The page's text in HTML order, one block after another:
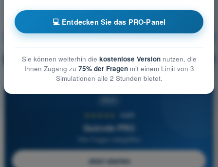
Luftrecht Ausbildung!
🔒 PRO Erläuterung der Frage
4,6/5
Quizvds PRO
Alle Fragen inbegriffen
Jetzt starten
💻 Entdecken Sie das PRO-Panel
Sie können weiterhin die kostenlose Versionnutzen, die
Ihnen Zugang zu 75% der Fragenmit einem Limit von 3
Simulationen alle 2 Stunden bietet.